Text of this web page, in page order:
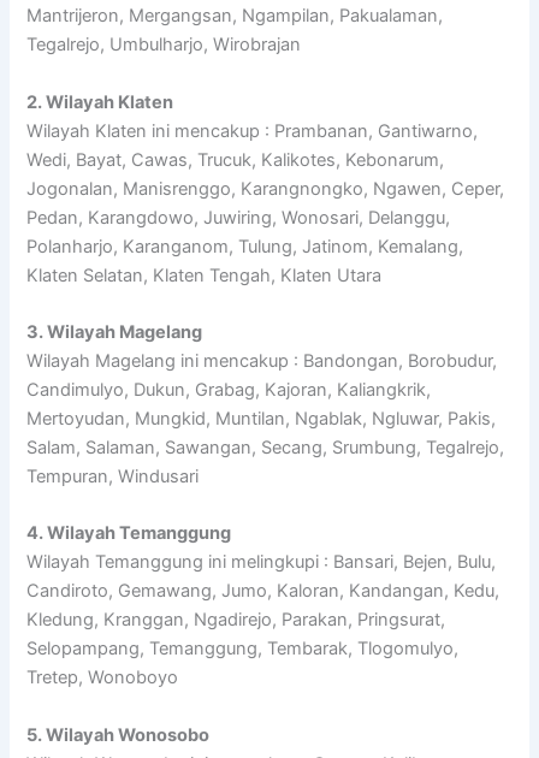
Mantrijeron, Mergangsan, Ngampilan, Pakualaman,
Tegalrejo, Umbulharjo, Wirobrajan
2. Wilayah Klaten
Wilayah Klaten ini mencakup : Prambanan, Gantiwarno,
Wedi, Bayat, Cawas, Trucuk, Kalikotes, Kebonarum,
Jogonalan, Manisrenggo, Karangnongko, Ngawen, Ceper,
Pedan, Karangdowo, Juwiring, Wonosari, Delanggu,
Polanharjo, Karanganom, Tulung, Jatinom, Kemalang,
Klaten Selatan, Klaten Tengah, Klaten Utara
3. Wilayah Magelang
Wilayah Magelang ini mencakup : Bandongan, Borobudur,
Candimulyo, Dukun, Grabag, Kajoran, Kaliangkrik,
Mertoyudan, Mungkid, Muntilan, Ngablak, Ngluwar, Pakis,
Salam, Salaman, Sawangan, Secang, Srumbung, Tegalrejo,
Tempuran, Windusari
4. Wilayah Temanggung
Wilayah Temanggung ini melingkupi : Bansari, Bejen, Bulu,
Candiroto, Gemawang, Jumo, Kaloran, Kandangan, Kedu,
Kledung, Kranggan, Ngadirejo, Parakan, Pringsurat,
Selopampang, Temanggung, Tembarak, Tlogomulyo,
Tretep, Wonoboyo
5. Wilayah Wonosobo